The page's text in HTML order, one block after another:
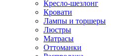
Кресло-шезлонг
Кровати
Лампы и торшеры
Люстры
Матрасы
Оттоманки